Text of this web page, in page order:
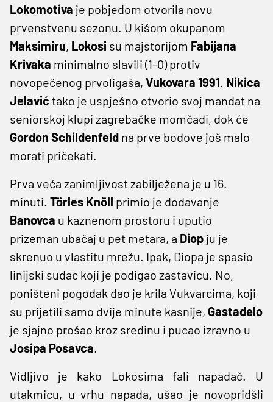
Lokomotiva je pobjedom otvorila novu
prvenstvenu sezonu. U kišom okupanom
Maksimiru, Lokosi su majstorijom Fabijana
Krivaka minimalno slavili (1-0) protiv
novopečenog prvoligaša, Vukovara 1991. Nikica
Jelavić tako je uspješno otvorio svoj mandat na
seniorskoj klupi zagrebačke momčadi, dok će
Gordon Schildenfeld na prve bodove još malo
morati pričekati.
Prva veća zanimljivost zabilježena je u 16.
minuti. Törles Knöll primio je dodavanje
Banovca u kaznenom prostoru i uputio
prizeman ubačaj u pet metara, a Diop ju je
skrenuo u vlastitu mrežu. Ipak, Diopa je spasio
linijski sudac koji je podigao zastavicu. No,
poništeni pogodak dao je krila Vukvarcima, koji
su prijetili samo dvije minute kasnije, Gastadelo
je sjajno prošao kroz sredinu i pucao izravno u
Josipa Posavca.
Vidljivo je kako Lokosima fali napadač. U
utakmicu, u vrhu napada, ušao je novopridšli